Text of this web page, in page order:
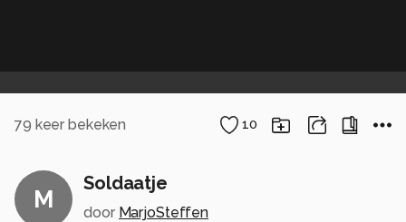
79 keer bekeken 10
M
Soldaatje
door MarjoSteffen